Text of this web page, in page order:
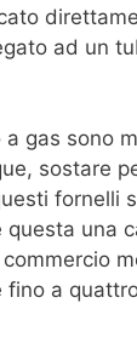
ad un
a gas sono
sostare
fornelli
questa una
fino a